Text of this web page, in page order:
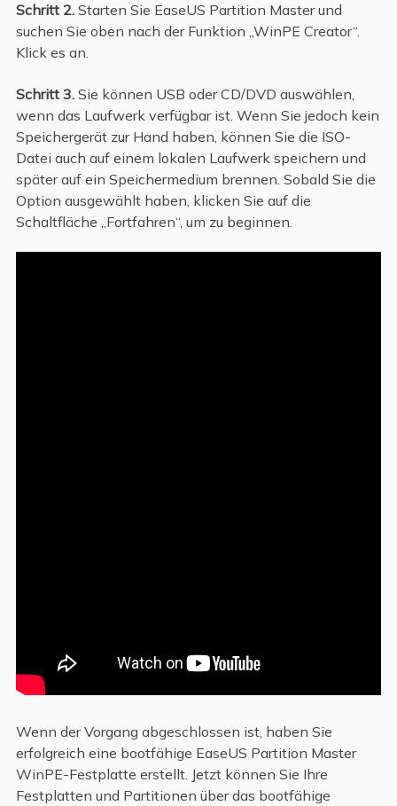
Schritt 2.Starten Sie EaseUS Partition Master und
suchen Sie oben nach der Funktion „WinPE Creator“.
Klick es an.
Schritt 3.Sie können USB oder CD/DVD auswählen,
wenn das Laufwerk verfügbar ist. Wenn Sie jedoch kein
Speichergerät zur Hand haben, können Sie die ISO-
Datei auch auf einem lokalen Laufwerk speichern und
später auf ein Speichermedium brennen. Sobald Sie die
Option ausgewählt haben, klicken Sie auf die
Schaltfläche „Fortfahren“, um zu beginnen.
Wenn der Vorgang abgeschlossen ist, haben Sie
erfolgreich eine bootfähige EaseUS Partition Master
WinPE-Festplatte erstellt. Jetzt können Sie Ihre
Festplatten und Partitionen über das bootfähige